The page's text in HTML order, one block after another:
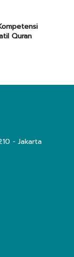
Quran
- Jakarta